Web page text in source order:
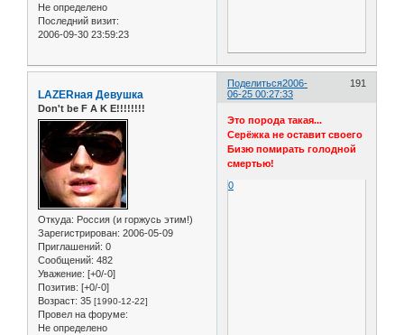
Не определено
Последний визит:
2006-09-30 23:59:23
Поделиться 191
2006-
06-25 00:27:33
LAZERная Девушка
Don't be F A K E!!!!!!!!
Откуда: Россия (и горжусь этим!)
Зарегистрирован: 2006-05-09
Приглашений: 0
Сообщений: 482
Уважение: [+0/-0]
Позитив: [+0/-0]
Возраст: 35 [1990-12-22]
Провел на форуме:
Не определено
Это порода такая...
Серёжка не оставит своего
Бизю помирать голодной
смертью!
0